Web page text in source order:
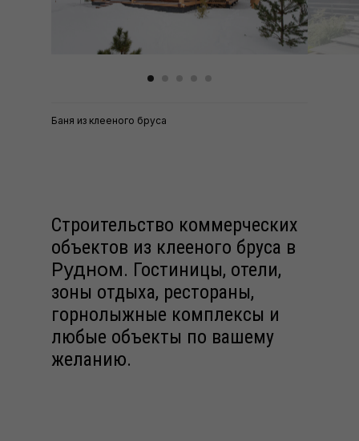
Баня из клееного бруса
Строительство коммерческих
объектов из клееного бруса в
Рудном. Гостиницы, отели,
зоны отдыха, рестораны,
горнолыжные комплексы и
любые объекты по вашему
желанию.